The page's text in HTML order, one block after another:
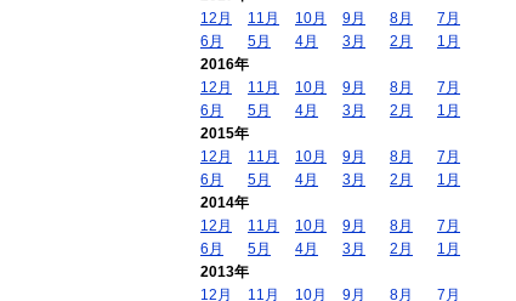
12月
11月 10月 9月 8月
7月
6月
5月 4月 3月 2月
1月
2016年
12月
11月 10月 9月 8月
7月
6月
5月 4月 3月 2月
1月
2015年
12月
11月 10月 9月 8月
7月
6月
5月 4月 3月 2月
1月
2014年
12月
11月 10月 9月 8月
7月
6月
5月 4月 3月 2月
1月
2013年
12月
11月 10月 9月 8月 7月